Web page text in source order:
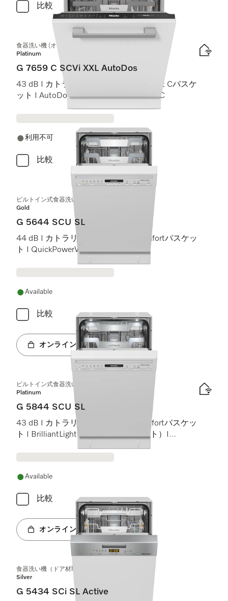
比較
食器洗い機 (オールドア材取付専用タイプ) XXL
Platinum
G 7659 C SCVi XXL AutoDos
43 dB I カトラリートレイ I ExtraComfort Cバスケ
ット I AutoDos I 高温洗浄・すすぎ 75 °C
利用不可
比較
ビルトイン式食器洗い機（45 cm）
Gold
G 5644 SCU SL
44 dB I カトラリートレイ I ExtraComfortバスケッ
ト I QuickPowerWash I AutoOpen
Available
比較
オンラインショップへ
ビルトイン式食器洗い機（45 cm）
Platinum
G 5844 SCU SL
43 dB I カトラリートレイ I MaxiComfortバスケッ
ト I BrilliantLight（ブリリアントライト）I
Available
比較
オンラインショップへ
食器洗い機（ドア材取付専用タイプ、45 cm）
Silver
G 5434 SCi SL Active